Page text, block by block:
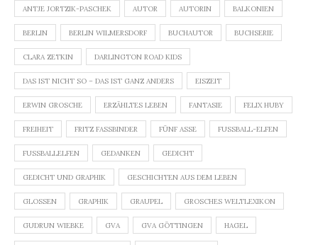
ANTJE JORTZIK-PASCHEK AUTOR AUTORIN BALKONIEN
BERLIN BERLIN WILMERSDORF BUCHAUTOR BUCHSERIE
CLARA ZETKIN DARLINGTON ROAD KIDS
DAS IST NICHT SO – DAS IST GANZ ANDERS EISZEIT
ERWIN GROSCHE ERZÄHLTES LEBEN FANTASIE FELIX HUBY
FREIHEIT FRITZ FASSBINDER FÜNF ASSE FUSSBALL-ELFEN
FUSSBALLELFEN GEDANKEN GEDICHT
GEDICHT UND GRAPHIK GESCHICHTEN AUS DEM LEBEN
GLOSSEN GRAPHIK GRAUPEL GROSCHES WELTLEXIKON
GUDRUN WIEBKE GVA GVA GÖTTINGEN HAGEL